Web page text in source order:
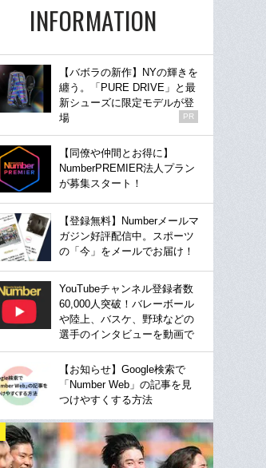
INFORMATION
【バボラの新作】NYの輝きを
纏う。「PURE DRIVE」と最
新シューズに限定モデルが登
場
PR
【同僚や仲間とお得に】
NumberPREMIER法人プラン
が募集スタート！
【登録無料】Numberメールマ
ガジン好評配信中。スポーツ
の「今」をメールでお届け！
YouTubeチャンネル登録者数
60,000人突破！バレーボール
や陸上、バスケ、野球などの
選手のインタビューを動画で
【お知らせ】Google検索で
「Number Web」の記事を見
つけやすくする方法